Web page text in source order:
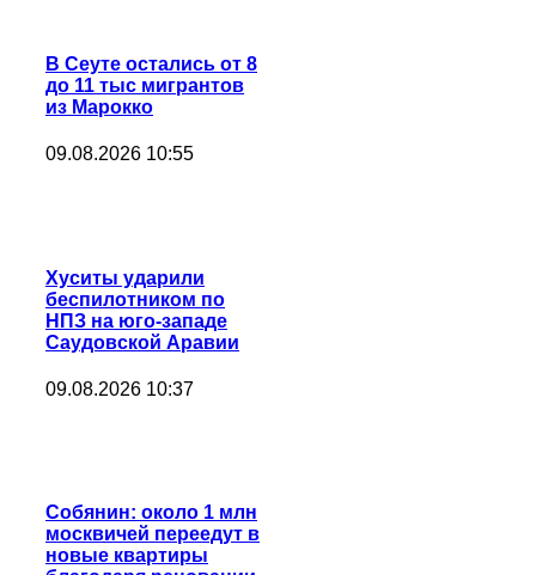
В Сеуте остались от 8
до 11 тыс мигрантов
из Марокко
09.08.2026 10:55
Хуситы ударили
беспилотником по
НПЗ на юго-западе
Саудовской Аравии
09.08.2026 10:37
Собянин: около 1 млн
москвичей переедут в
новые квартиры